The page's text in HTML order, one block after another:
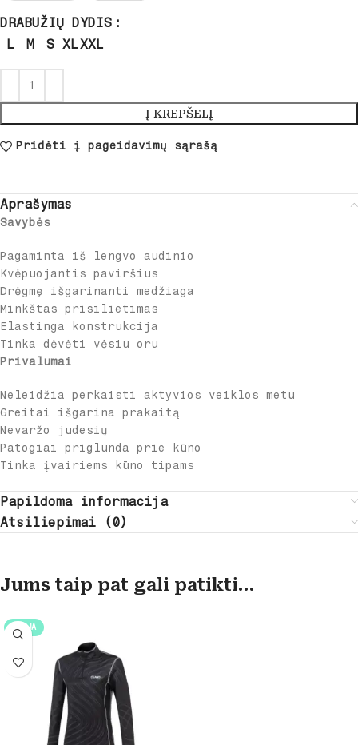
DRABUŽIŲ DYDIS
L
M S XLXXL
Į KREPŠELĮ
Pridėti į pageidavimų sąrašą
Aprašymas
Savybės
Pagaminta iš lengvo audinio
Kvėpuojantis paviršius
Drėgmę išgarinanti medžiaga
Minkštas prisilietimas
Elastinga konstrukcija
Tinka dėvėti vėsiu oru
Privalumai
Neleidžia perkaisti aktyvios veiklos metu
Greitai išgarina prakaitą
Nevaržo judesių
Patogiai priglunda prie kūno
Tinka įvairiems kūno tipams
Papildoma informacija
Atsiliepimai (0)
Jums taip pat gali patikti…
NAUJA